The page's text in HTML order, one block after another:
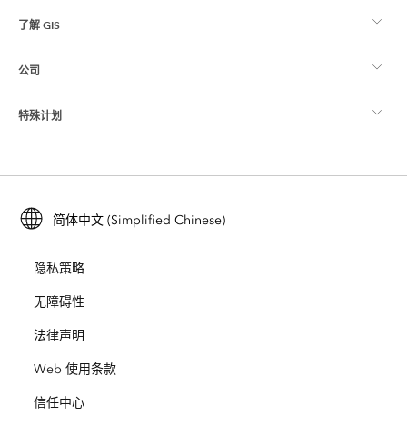
制图
Esri Store
Esri 社区
ArcGIS 博客
用户研究和测试
Esri 年轻专家关系网
了解 GIS
什么是 GIS？
位置智能
培训
ArcUser
ArcNews
ArcWatch
Esri Press
公司
关于 Esri
招贤纳士
开放视野
业务行为准则
特殊计划
ArcGIS for Student Use
保护
教育
简体中文 (Simplified Chinese)
隐私策略
无障碍性
法律声明
Web 使用条款
信任中心